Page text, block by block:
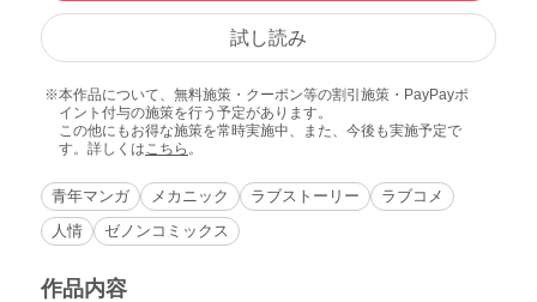
試し読み
本作品について、無料施策・クーポン等の割引施策・PayPayポ
イント付与の施策を行う予定があります。
この他にもお得な施策を常時実施中、また、今後も実施予定で
す。詳しくは こちら 。
青年マンガ メカニック ラブストーリー
ラブコメ
人情
ゼノンコミックス
作品内容